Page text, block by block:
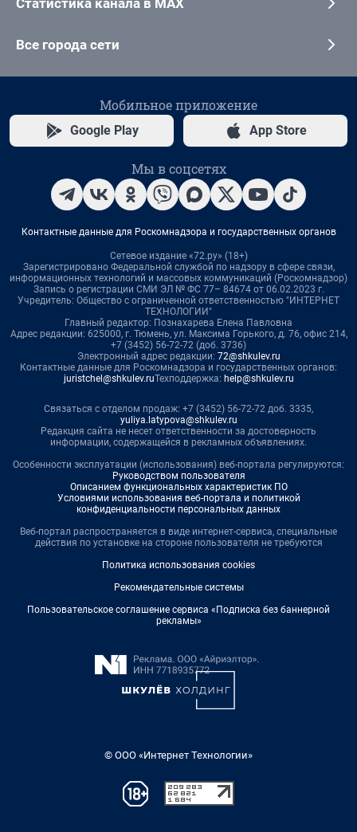
Все города сети
Мобильное приложение
Google Play App Store
Мы в соцсетях
Контактные данные для Роскомнадзора и государственных органов
Сетевое издание «72.ру» (18+)
Зарегистрировано Федеральной службой по надзору в сфере связи,
информационных технологий и массовых коммуникаций (Роскомнадзор)
Запись о регистрации СМИ ЭЛ № ФС 77– 84674 от 06.02.2023 г.
Учредитель: Общество с ограниченной ответственностью "ИНТЕРНЕТ
ТЕХНОЛОГИИ"
Главный редактор: Познахарева Елена Павловна
Адрес редакции: 625000, г. Тюмень, ул. Максима Горького, д. 76, офис 214,
+7 (3452) 56-72-72 (доб. 3736)
Электронный адрес редакции: 72@shkulev.ru
Контактные данные для Роскомнадзора и государственных органов:
juristchel@shkulev.ruТехподдержка: help@shkulev.ru
Связаться с отделом продаж: +7 (3452) 56-72-72 доб. 3335,
yuliya.latypova@shkulev.ru
Редакция сайта не несет ответственности за достоверность
информации, содержащейся в рекламных объявлениях.
Особенности эксплуатации (использования) веб-портала регулируются:
Руководством пользователя
Описанием функциональных характеристик ПО
Условиями использования веб-портала и политикой
конфиденциальности персональных данных
Веб-портал распространяется в виде интернет-сервиса, специальные
действия по установке на стороне пользователя не требуются
Политика использования cookies
Рекомендательные системы
Пользовательское соглашение сервиса «Подписка без баннерной
рекламы»
© ООО «Интернет Технологии»